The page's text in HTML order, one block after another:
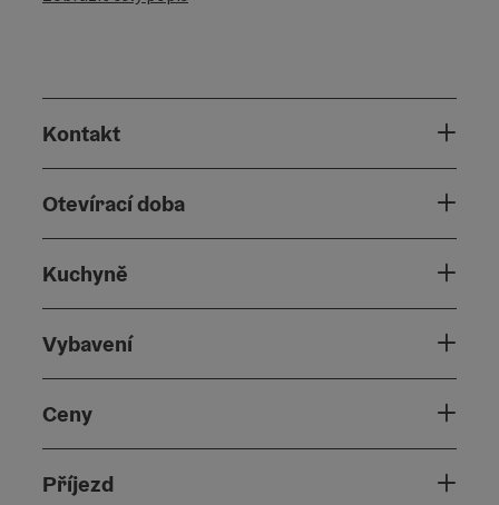
Kontakt
Otevírací doba
Kuchyně
Vybavení
Ceny
Příjezd